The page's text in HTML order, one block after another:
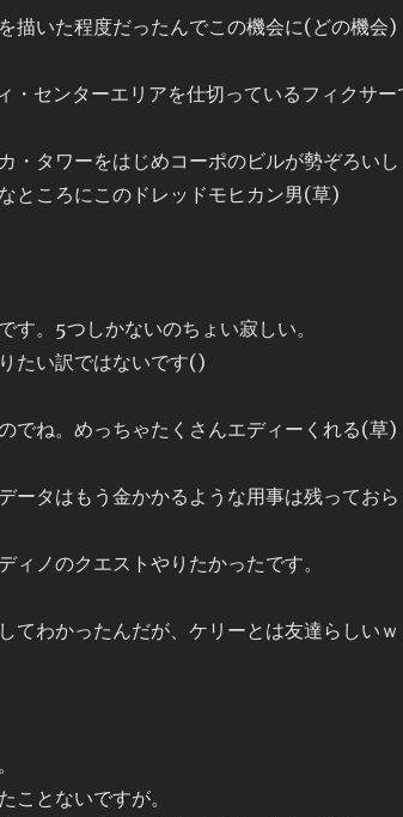
描いた程度だったんでこの機会に(どの機会)
・センターエリアを仕切っているフィクサー
・タワーをはじめコーポのビルが勢ぞろいし
ところにこのドレッドモヒカン男(草)
す。5つしかないのちょい寂しい。
たい訳ではないです()
でね。めっちゃたくさんエディーくれる(草)
ータはもう金かかるような用事は残っておら
ィノのクエストやりたかったです。
てわかったんだが、ケリーとは友達らしいｗ
ことないですが。